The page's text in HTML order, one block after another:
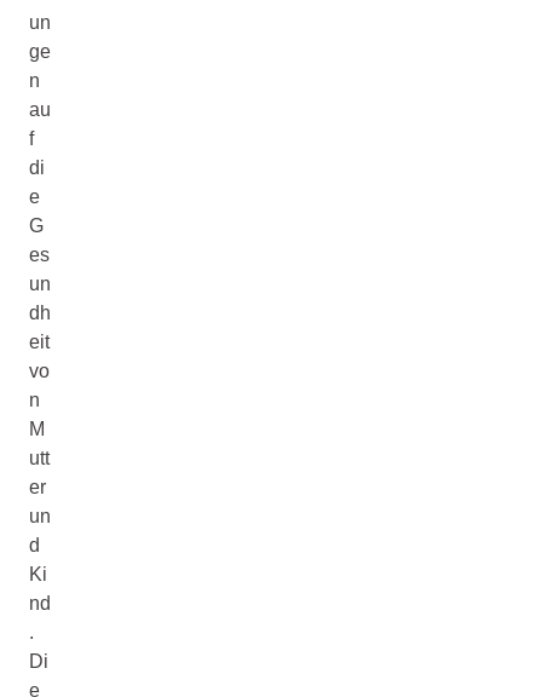
un
ge
n
au
f
di
e
G
es
un
dh
eit
vo
n
M
utt
er
un
d
Ki
nd
.
Di
e